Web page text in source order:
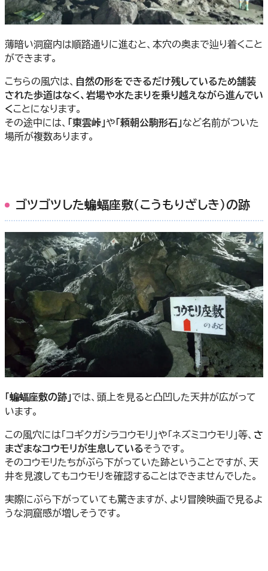
薄暗い洞窟内は順路通りに進むと、本穴の奥まで辿り着くこと
ができます。
こちらの風穴は、 自然の形をできるだけ残しているため舗装
された歩道はなく、岩場や水たまりを乗り越えながら進んでい
くことになります。
その途中には、 「東雲峠」や「頼朝公駒形石」など名前がついた
場所が複数あります。
ゴツゴツした蝙蝠座敷（こうもりざしき）の跡
「蝙蝠座敷の跡」では、頭上を見ると凸凹した天井が広がって
います。
この風穴には「コギクガシラコウモリ」や「ネズミコウモリ」等、 さ
まざまなコウモリが生息しているそうです。
そのコウモリたちがぶら下がっていた跡ということですが、天
井を見渡してもコウモリを確認することはできませんでした。
実際にぶら下がっていても驚きますが、より冒険映画で見るよ
うな洞窟感が増しそうです。